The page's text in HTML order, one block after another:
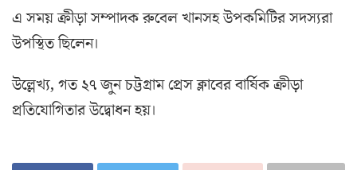
এ সময় ক্রীড়া সম্পাদক রুবেল খানসহ উপকমিটির সদস্যরা
উপস্থিত ছিলেন।
উল্লেখ্য, গত ২৭ জুন চট্টগ্রাম প্রেস ক্লাবের বার্ষিক ক্রীড়া
প্রতিযোগিতার উদ্বোধন হয়।